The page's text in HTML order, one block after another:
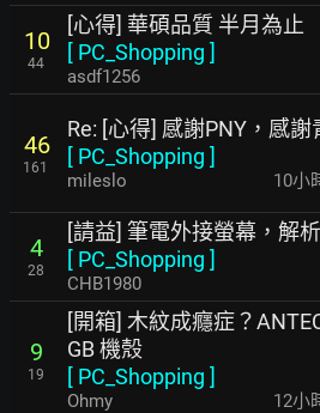
10
44
[心得] 華碩品質 半月為止
[ PC_Shopping ]
asdf1256
46
161
Re: [心得] 感謝PNY，感謝
[ PC_Shopping ]
mileslo 10小
4
28
[請益] 筆電外接螢幕，解
[ PC_Shopping ]
CHB1980
9
19
[開箱] 木紋成癮症？
GB 機殼
[ PC_Shopping ]
Ohmy 12小